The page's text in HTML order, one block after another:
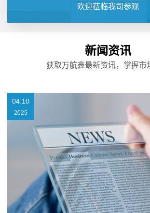
欢迎莅临我司参观
新闻资讯
获取万航鑫最新资讯，掌握市
04.10
2025